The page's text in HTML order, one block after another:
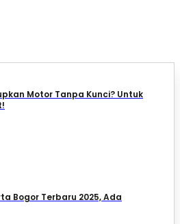
Motor Tanpa Kunci? Untuk
Bogor Terbaru 2025, Ada